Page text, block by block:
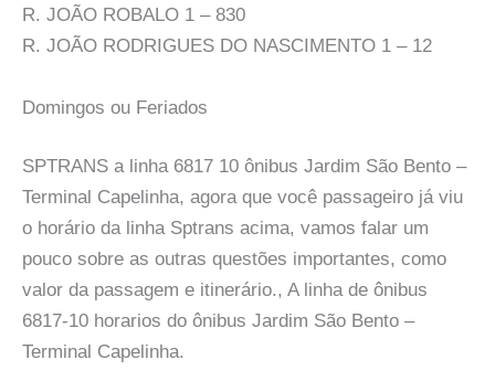
R. JOÃO ROBALO 1 – 830
R. JOÃO RODRIGUES DO NASCIMENTO 1 – 12
Domingos ou Feriados
SPTRANS a linha 6817 10 ônibus Jardim São Bento –
Terminal Capelinha, agora que você passageiro já viu
o horário da linha Sptrans acima, vamos falar um
pouco sobre as outras questões importantes, como
valor da passagem e itinerário., A linha de ônibus
6817-10 horarios do ônibus Jardim São Bento –
Terminal Capelinha.